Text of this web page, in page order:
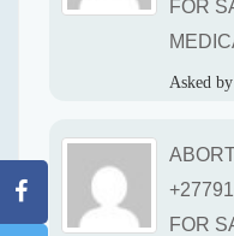
FOR
Asked
FOR